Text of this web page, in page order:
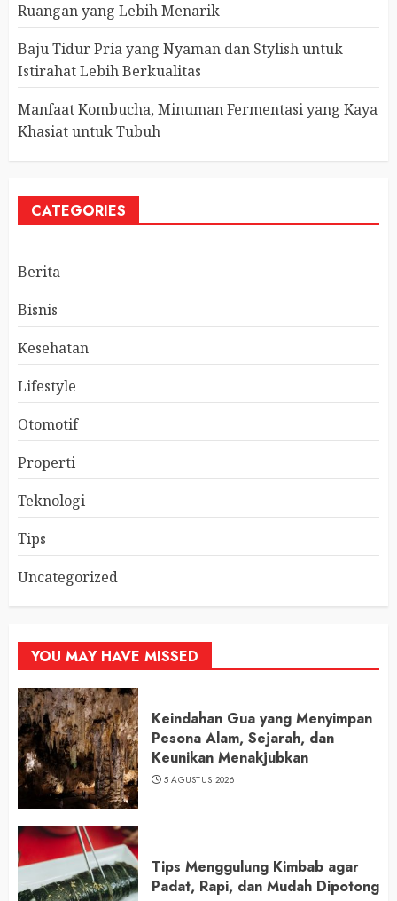
Ruangan yang Lebih Menarik
Baju Tidur Pria yang Nyaman dan Stylish untuk
Istirahat Lebih Berkualitas
Manfaat Kombucha, Minuman Fermentasi yang Kaya
Khasiat untuk Tubuh
CATEGORIES
Berita
Bisnis
Kesehatan
Lifestyle
Otomotif
Properti
Teknologi
Tips
Uncategorized
YOU MAY HAVE MISSED
Keindahan Gua yang Menyimpan
Pesona Alam, Sejarah, dan
Keunikan Menakjubkan
5 AGUSTUS 2026
Tips Menggulung Kimbab agar
Padat, Rapi, dan Mudah Dipotong